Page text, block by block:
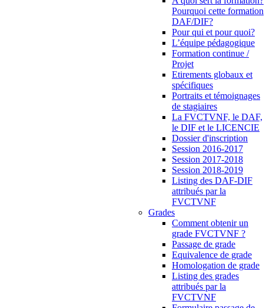
Pourquoi cette formation
DAF/DIF?
Pour qui et pour quoi?
L’équipe pédagogique
Formation continue /
Projet
Etirements globaux et
spécifiques
Portraits et témoignages
de stagiaires
La FVCTVNF, le DAF,
le DIF et le LICENCIE
Dossier d'inscription
Session 2016-2017
Session 2017-2018
Session 2018-2019
Listing des DAF-DIF
attribués par la
FVCTVNF
Grades
Comment obtenir un
grade FVCTVNF ?
Passage de grade
Equivalence de grade
Homologation de grade
Listing des grades
attribués par la
FVCTVNF